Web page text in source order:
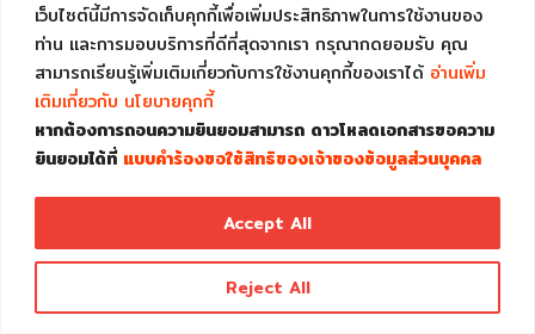
เว็บไซต์นี้มีการจัดเก็บคุกกี้เพื่อเพิ่มประสิทธิภาพในการใช้งานของ
ท่าน และการมอบบริการที่ดีที่สุดจากเรา กรุณากดยอมรับ คุณ
สามารถเรียนรู้เพิ่มเติมเกี่ยวกับการใช้งานคุกกี้ของเราได้ อ่านเพิ่ม
เติมเกี่ยวกับ นโยบายคุกกี้
หากต้องการถอนความยินยอมสามารถ ดาวโหลดเอกสารขอความ
ยินยอมได้ที่ แบบคำร้องขอใช้สิทธิของเจ้าของข้อมูลส่วนบุคคล
Reject All
Accept All